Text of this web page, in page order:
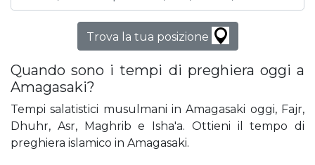
Trova la tua posizione
Quando sono i tempi di preghiera oggi a
Amagasaki?
Tempi salatistici musulmani in Amagasaki oggi, Fajr,
Dhuhr, Asr, Maghrib e Isha'a. Ottieni il tempo di
preghiera islamico in Amagasaki.